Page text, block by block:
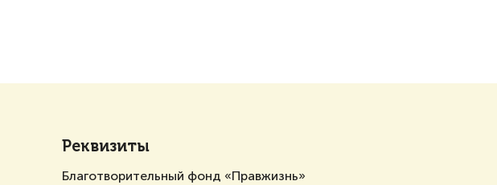
Реквизиты
Благотворительный фонд «Правжизнь»